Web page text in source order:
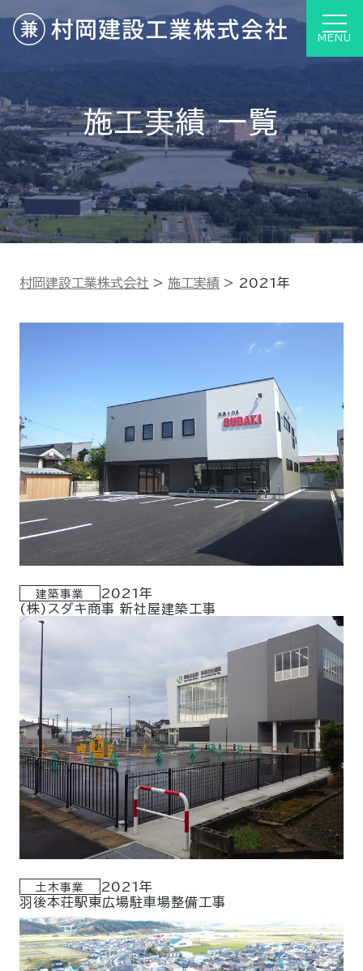
MENU
施工実績 一覧
村岡建設工業株式会社 > 施工実績 > 2021年
建築事業
2021年
(株)スダキ商事 新社屋建築工事
土木事業
2021年
羽後本荘駅東広場駐車場整備工事